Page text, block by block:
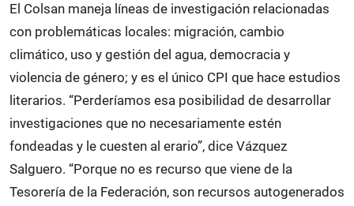
El Colsan maneja líneas de investigación relacionadas
con problemáticas locales: migración, cambio
climático, uso y gestión del agua, democracia y
violencia de género; y es el único CPI que hace estudios
literarios. “Perderíamos esa posibilidad de desarrollar
investigaciones que no necesariamente estén
fondeadas y le cuesten al erario”, dice Vázquez
Salguero. “Porque no es recurso que viene de la
Tesorería de la Federación, son recursos autogenerados